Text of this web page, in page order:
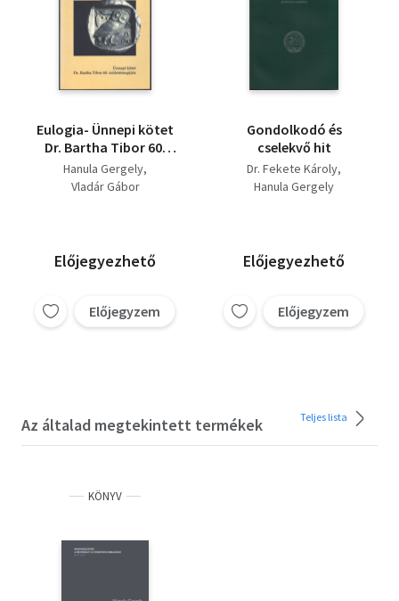
Eulogia- Ünnepi kötet
Dr. Bartha Tibor 60.
születésnapjára
Hanula Gergely
Vladár Gábor
Előjegyezhető
Előjegyzem
Gondolkodó és
cselekvő hit
Dr. Fekete Károly
Hanula Gergely
Előjegyezhető
Előjegyzem
Az általad megtekintett termékek Teljes lista
KÖNYV